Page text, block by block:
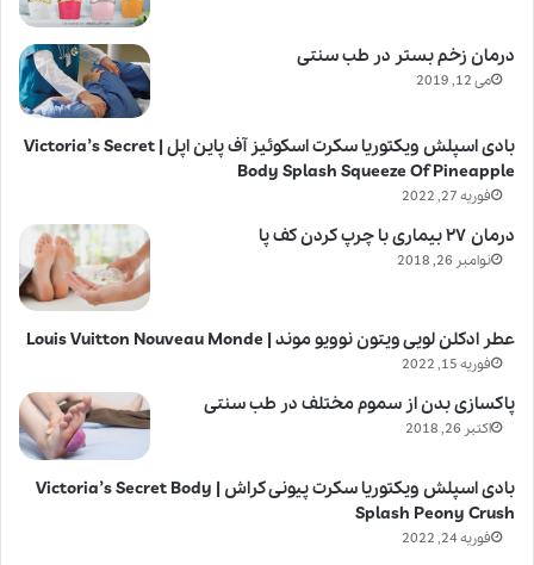
درمان زخم بستر در طب سنتی
می 12, 2019
بادی اسپلش ویکتوریا سکرت اسکوئیز آف پاین اپل | Victoria’s Secret
Body Splash Squeeze Of Pineapple
فوریه 27, 2022
درمان ۲۷ بیماری با چرپ کردن کف پا
نوامبر 26, 2018
عطر ادکلن لویی ویتون نوویو موند | Louis Vuitton Nouveau Monde
فوریه 15, 2022
پاکسازی بدن از سموم مختلف در طب سنتی
اکتبر 26, 2018
بادی اسپلش ویکتوریا سکرت پیونی کراش | Victoria’s Secret Body
Splash Peony Crush
فوریه 24, 2022